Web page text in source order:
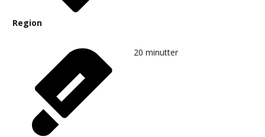
Region
20 minutter